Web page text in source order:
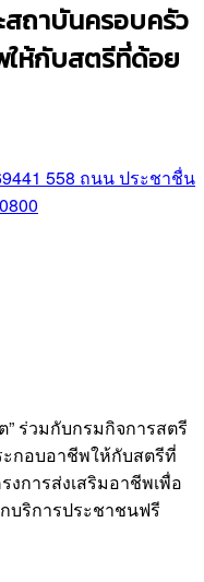
ถาบันครอบครัว
ห้กับสตรีที่ด้อย
558 ถนน ประชาชื่น
” ร่วมกับกรมกิจการสตรี
กอบอาชีพให้กับสตรีที่
การส่งเสริมอาชีพเพื่อ
บริการประชาชนฟรี